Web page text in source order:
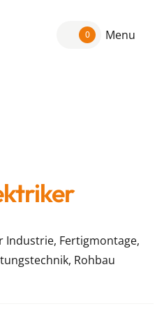
0 Menu
Industrie, Fertigmontage,
Rohbau